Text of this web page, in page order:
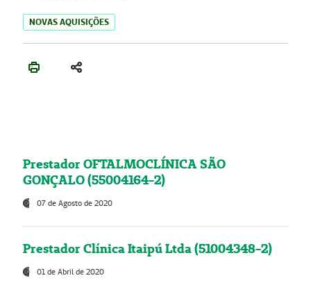
NOVAS AQUISIÇÕES
Prestador OFTALMOCLÍNICA SÃO
GONÇALO (55004164-2)
07 de Agosto de 2020
Prestador Clínica Itaipú Ltda (51004348-2)
01 de Abril de 2020